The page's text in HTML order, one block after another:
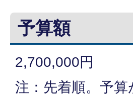
予算額
2,700,000円
注：先着順。予